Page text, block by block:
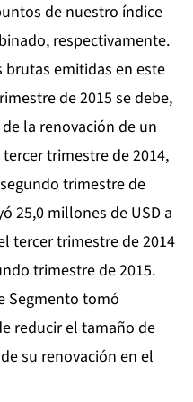
de nuestro índice
respectivamente.
emitidas en este
de 2015 se debe,
la renovación de un
trimestre de 2014,
trimestre de
25,0 millones de USD a
tercer trimestre de 2014
trimestre de 2015.
Segmento tomó
reducir el tamaño de
su renovación en el